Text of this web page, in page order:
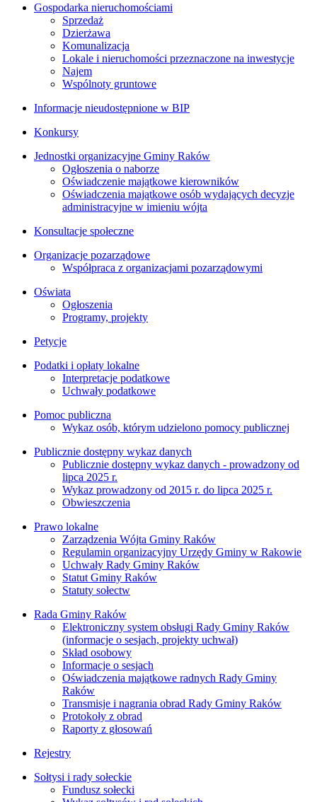
Gospodarka nieruchomościami
Sprzedaż
Dzierżawa
Komunalizacja
Lokale i nieruchomości przeznaczone na inwestycje
Najem
Wspólnoty gruntowe
Informacje nieudostępnione w BIP
Konkursy
Jednostki organizacyjne Gminy Raków
Ogłoszenia o naborze
Oświadczenie majątkowe kierowników
Oświadczenia majątkowe osób wydających decyzje
administracyjne w imieniu wójta
Konsultacje społeczne
Organizacje pozarządowe
Współpraca z organizacjami pozarządowymi
Oświata
Ogłoszenia
Programy, projekty
Petycje
Podatki i opłaty lokalne
Interpretacje podatkowe
Uchwały podatkowe
Pomoc publiczna
Wykaz osób, którym udzielono pomocy publicznej
Publicznie dostępny wykaz danych
Publicznie dostępny wykaz danych - prowadzony od
lipca 2025 r.
Wykaz prowadzony od 2015 r. do lipca 2025 r.
Obwieszczenia
Prawo lokalne
Zarządzenia Wójta Gminy Raków
Regulamin organizacyjny Urzędy Gminy w Rakowie
Uchwały Rady Gminy Raków
Statut Gminy Raków
Statuty sołectw
Rada Gminy Raków
Elektroniczny system obsługi Rady Gminy Raków
(informacje o sesjach, projekty uchwał)
Skład osobowy
Informacje o sesjach
Oświadczenia majątkowe radnych Rady Gminy
Raków
Transmisje i nagrania obrad Rady Gminy Raków
Protokoły z obrad
Raporty z głosowań
Rejestry
Sołtysi i rady sołeckie
Fundusz sołecki